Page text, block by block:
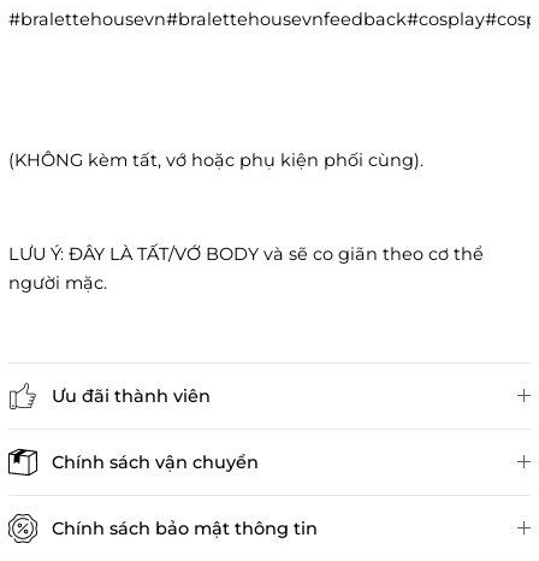
(KHÔNG kèm tất, vớ hoặc phụ kiện phối cùng).
LƯU Ý: ĐÂY LÀ TẤT/VỚ BODY và sẽ co giãn theo cơ thể
người mặc.
Ưu đãi thành viên
Chính sách vận chuyển
Chính sách bảo mật thông tin